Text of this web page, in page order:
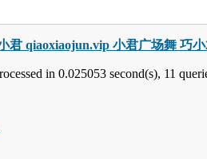
君 qiaoxiaojun.vip 小君广场舞 巧
in 0.025053 second(s), 11